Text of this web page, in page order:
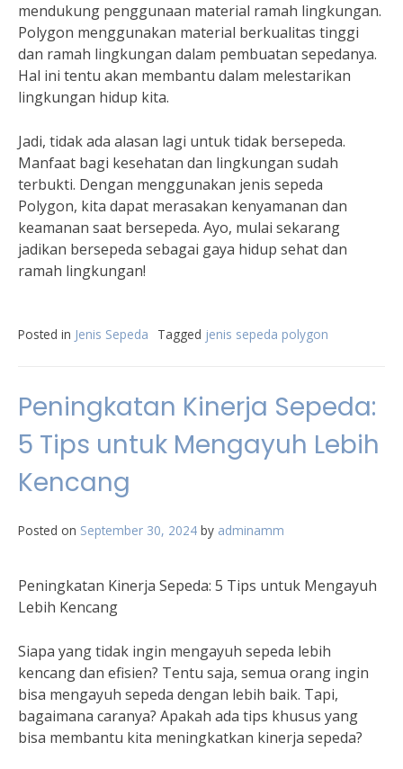
mendukung penggunaan material ramah lingkungan.
Polygon menggunakan material berkualitas tinggi
dan ramah lingkungan dalam pembuatan sepedanya.
Hal ini tentu akan membantu dalam melestarikan
lingkungan hidup kita.
Jadi, tidak ada alasan lagi untuk tidak bersepeda.
Manfaat bagi kesehatan dan lingkungan sudah
terbukti. Dengan menggunakan jenis sepeda
Polygon, kita dapat merasakan kenyamanan dan
keamanan saat bersepeda. Ayo, mulai sekarang
jadikan bersepeda sebagai gaya hidup sehat dan
ramah lingkungan!
Posted in Jenis Sepeda Tagged jenis sepeda polygon
Peningkatan Kinerja Sepeda:
5 Tips untuk Mengayuh Lebih
Kencang
Posted on September 30, 2024 by adminamm
Peningkatan Kinerja Sepeda: 5 Tips untuk Mengayuh
Lebih Kencang
Siapa yang tidak ingin mengayuh sepeda lebih
kencang dan efisien? Tentu saja, semua orang ingin
bisa mengayuh sepeda dengan lebih baik. Tapi,
bagaimana caranya? Apakah ada tips khusus yang
bisa membantu kita meningkatkan kinerja sepeda?